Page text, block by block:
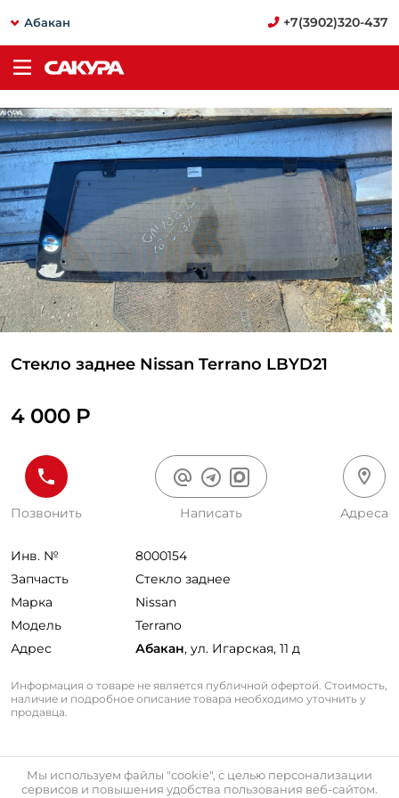
Абакан +7(3902)320-437
Стекло заднее Nissan Terrano LBYD21
4 000 Р
Позвонить Написать Адреса
Инв. №
8000154
Запчасть
Стекло заднее
Марка
Nissan
Модель
Terrano
Адрес
Абакан, ул. Игарская, 11 д
Информация о товаре не является публичной офертой. Стоимость,
наличие и подробное описание товара необходимо уточнить у
продавца.
Мы используем файлы "cookie", с целью персонализации
сервисов и повышения удобства пользования веб-сайтом.